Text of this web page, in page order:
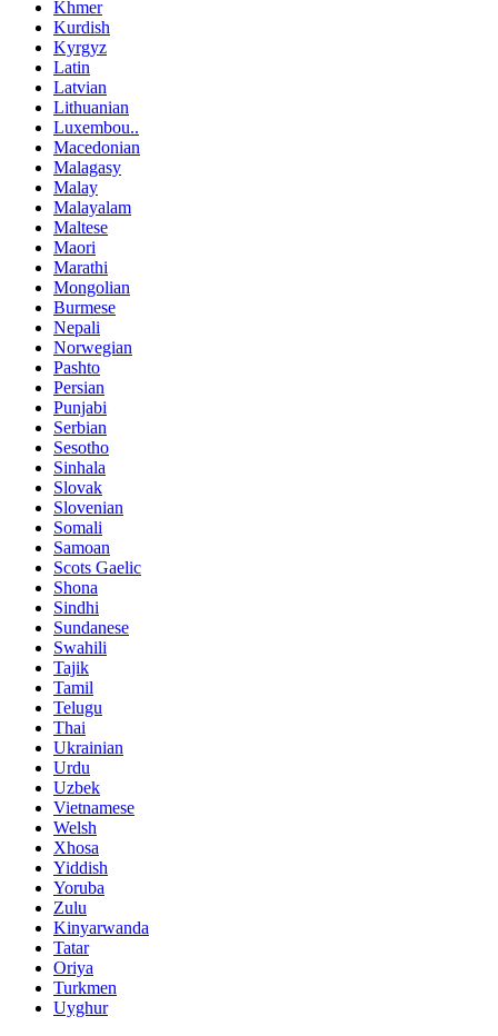
Khmer
Kurdish
Kyrgyz
Latin
Latvian
Lithuanian
Luxembou..
Macedonian
Malagasy
Malay
Malayalam
Maltese
Maori
Marathi
Mongolian
Burmese
Nepali
Norwegian
Pashto
Persian
Punjabi
Serbian
Sesotho
Sinhala
Slovak
Slovenian
Somali
Samoan
Scots Gaelic
Shona
Sindhi
Sundanese
Swahili
Tajik
Tamil
Telugu
Thai
Ukrainian
Urdu
Uzbek
Vietnamese
Welsh
Xhosa
Yiddish
Yoruba
Zulu
Kinyarwanda
Tatar
Oriya
Turkmen
Uyghur